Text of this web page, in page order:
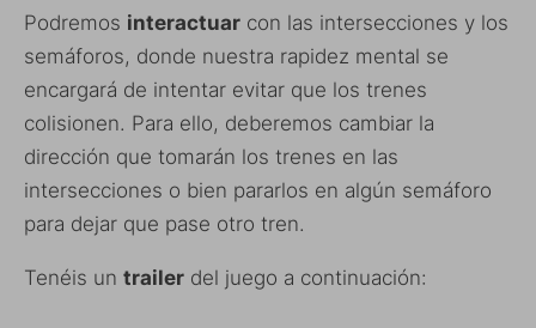
Podremos interactuar con las intersecciones y los
semáforos, donde nuestra rapidez mental se
encargará de intentar evitar que los trenes
colisionen. Para ello, deberemos cambiar la
dirección que tomarán los trenes en las
intersecciones o bien pararlos en algún semáforo
para dejar que pase otro tren.
Tenéis un trailer del juego a continuación: